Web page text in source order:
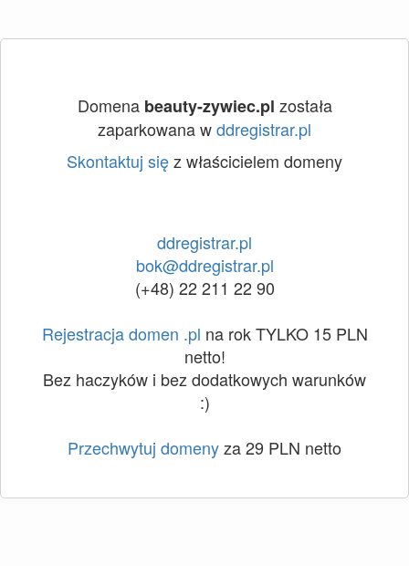
Domena beauty-zywiec.pl została
zaparkowana wddregistrar.pl
Skontaktuj sięz właścicielem domeny
ddregistrar.pl
bok@ddregistrar.pl
(+48) 22 211 22 90
Rejestracja domen .pl na rok TYLKO 15 PLN
netto!
Bez haczyków i bez dodatkowych warunków
:)
Przechwytuj domenyza 29 PLN netto